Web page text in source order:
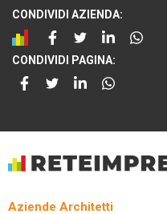
CONDIVIDI AZIENDA:
CONDIVIDI PAGINA:
Aziende Architetti